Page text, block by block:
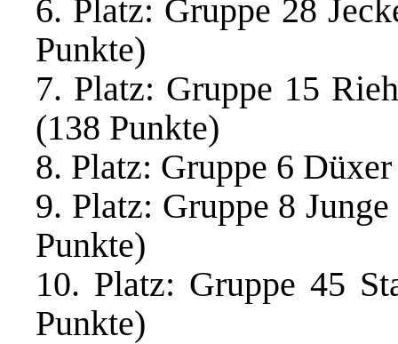
6. Platz: Gruppe 28
Punkte)
7. Platz: Gruppe 15
(138 Punkte)
8. Platz: Gruppe 6
9. Platz: Gruppe 8
Punkte)
10. Platz: Gruppe 45
Punkte)